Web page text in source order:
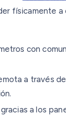
físicamente a
con
a través
a los